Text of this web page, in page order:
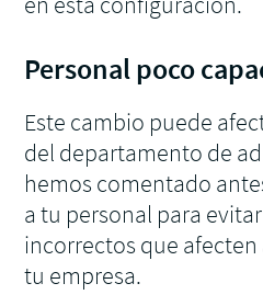
Personal poco
Este cambio puede
del departamento de
hemos comentado
a tu personal para
incorrectos que
tu empresa.